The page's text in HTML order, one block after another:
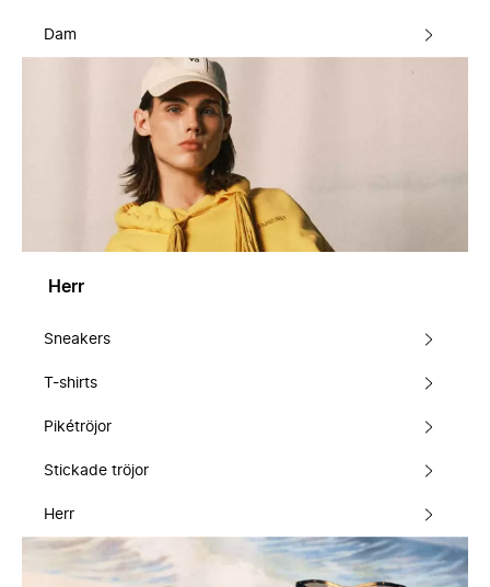
Dam
Herr
Sneakers
T-shirts
Pikétröjor
Stickade tröjor
Herr